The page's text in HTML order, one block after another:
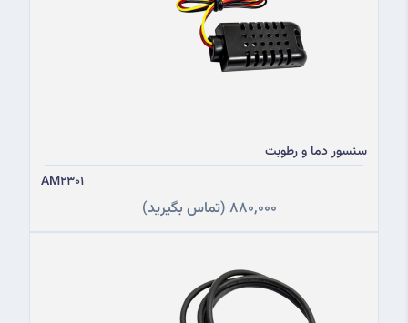
سنسور دما و رطوبت
AM2301
880,000 (تماس بگیرید)